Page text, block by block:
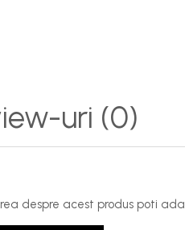
uri (0)
despre acest produs poti